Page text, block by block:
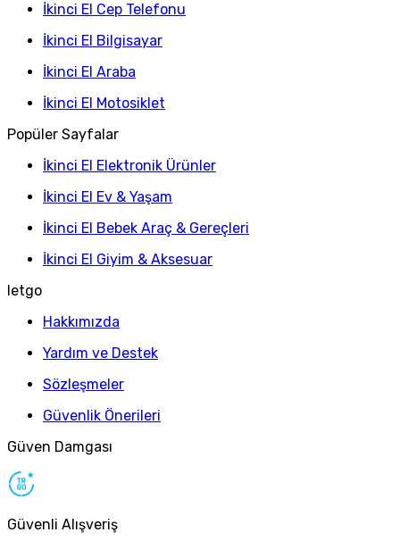
İkinci El Cep Telefonu
İkinci El Bilgisayar
İkinci El Araba
İkinci El Motosiklet
Popüler Sayfalar
İkinci El Elektronik Ürünler
İkinci El Ev & Yaşam
İkinci El Bebek Araç & Gereçleri
İkinci El Giyim & Aksesuar
letgo
Hakkımızda
Yardım ve Destek
Sözleşmeler
Güvenlik Önerileri
Güven Damgası
Güvenli Alışveriş